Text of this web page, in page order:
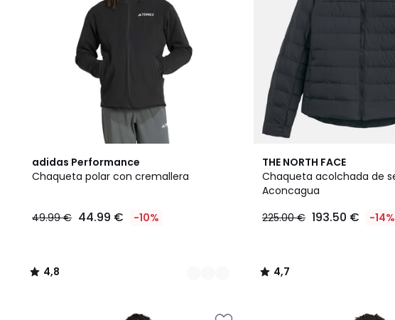
adidas Performance
Chaqueta polar con cremallera
49.99 € 44.99 € -10%
4,8
/ 5
2
Colores
4,8
/
THE NORTH FACE
Chaqueta acolchada de
Aconcagua
225.00 € 193.50 € -14%
4,7
/ 5
4,7
/